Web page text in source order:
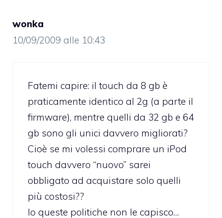
wonka
10/09/2009 alle 10:43
Fatemi capire: il touch da 8 gb è
praticamente identico al 2g (a parte il
firmware), mentre quelli da 32 gb e 64
gb sono gli unici davvero migliorati?
Cioè se mi volessi comprare un iPod
touch davvero “nuovo” sarei
obbligato ad acquistare solo quelli
più costosi??
Io queste politiche non le capisco…